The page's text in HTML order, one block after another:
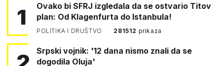
1
Ovako bi SFRJ izgledala da se ostvario Titov
plan: Od Klagenfurta do Istanbula!
POLITIKA I DRUŠTVO 281512 prikaza
Srpski vojnik: '12 dana nismo znali da se
dogodila Oluja'